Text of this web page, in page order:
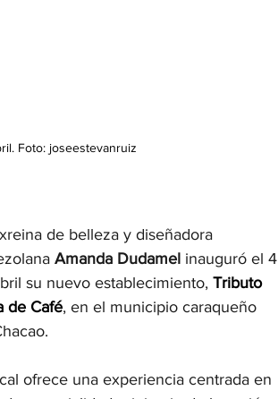
Foto: joseestevanruiz
de belleza y diseñadora
Amanda Dudamel inauguró el 4
su nuevo establecimiento, Tributo
de Café, en el municipio caraqueño
ofrece una experiencia centrada en